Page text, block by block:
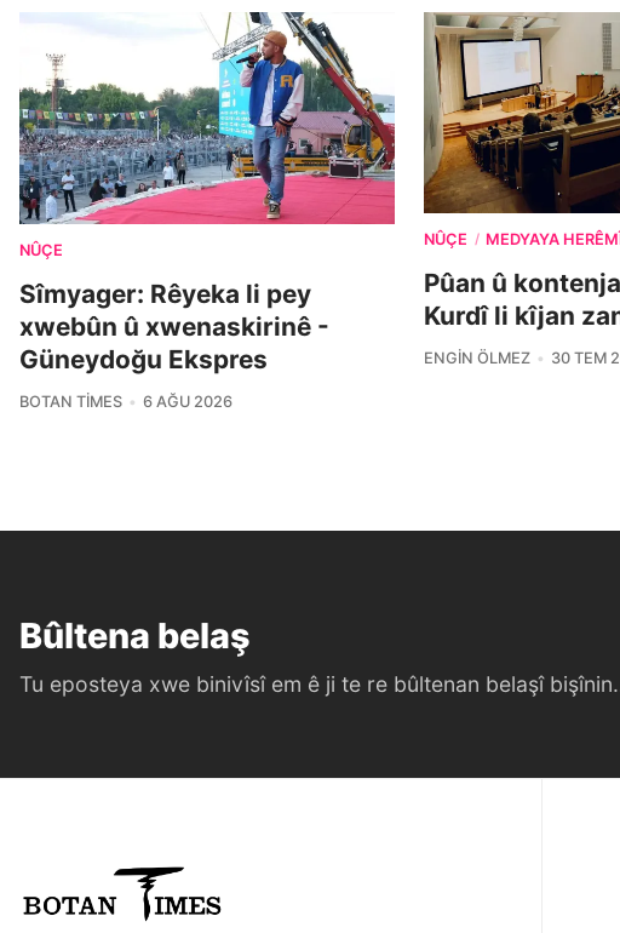
NÛÇE
Sîmyager: Rêyeka li pey
xwebûn û xwenaskirinê -
Güneydoğu Ekspres
BOTAN TIMES 6 AĞU 2026
NÛÇE / MEDYAYA
Pûan û
Kurdî li kîjan
ENGIN ÖLMEZ 30 TEM
Bûltena belaş
Tu eposteya xwe binivîsî em ê ji te re bûltenan belaşî